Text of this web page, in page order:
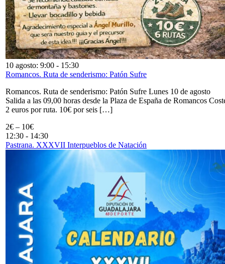
10 agosto: 9:00 - 15:30
Romancos. Ruta de senderismo: Patón Sufre
Romancos. Ruta de senderismo: Patón Sufre Lunes 10 de agosto
Salida a las 09,00 horas desde la Plaza de España de Romancos
2 euros por ruta. 10€ por seis […]
2€ – 10€
12:30 - 14:30
Pastrana. XXXVII Interpueblos de Natación